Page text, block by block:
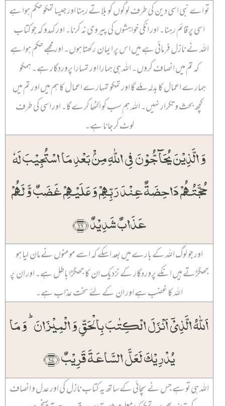
تو اے نبی اسی دین کی طرف لوگوں کو بلاتے رہنا اور جیسا تمکو حکم ہوا ہے
اسی پر قائم رہنا۔ اور انکی خواہشوں کی پیروی نہ کرنا۔ اور کہدو کہ جو کتاب
اللہ نے نازل فرمائی ہے میں اس پر ایمان رکھتا ہوں۔ اور مجھے حکم ہوا ہے
کہ تم میں انصاف کروں۔ اللہ ہی ہمارا اور تمہارا پروردگار ہے۔ ہمکو
ہمارے اعمال کا بدلہ ملے گا اور تمکو تمہارے اعمال کا ہم میں اور تم میں
کچھ بحث و تکرار نہیں۔ اللہ ہم سب کو اکٹھا کرے گا۔ اور اسی کی طرف
لوٹ کر جانا ہے۔
وَ الَّذِیۡنَ یُحَآجُّوۡنَ فِی اللّٰہِ مِنۡۢ بَعۡدِ مَا اسۡتُجِیۡبَ لَہٗ
حُجَّتُہُمۡ دَاحِضَۃٌ عِنۡدَ رَبِّہِمۡ وَ عَلَیۡہِمۡ غَضَبٌ وَّ لَہُمۡ
عَذَابٌ شَدِیۡدٌ ﴿۱۶﴾
اور جو لوگ اللہ کے بارے میں بعد اسکے کہ اسے مومنوں نے مان لیا ہو
جھگڑتے ہیں انکے پروردگار کے نزدیک ان کا جھگڑا باطل ہے۔ اور ان پر
اللہ کا غضب ہے اور ان کے لئے سخت عذاب ہے۔
اَللّٰہُ الَّذِیۡۤ اَنۡزَلَ الۡکِتٰبَ بِالۡحَقِّ وَ الۡمِیۡزَانَ ؕ وَ مَا
یُدۡرِیۡکَ لَعَلَّ السَّاعَۃَ قَرِیۡبٌ ﴿۱۷﴾
اللہ ہی تو ہے جس نے سچائی کے ساتھ یہ کتاب نازل کی اور عدل و انصاف